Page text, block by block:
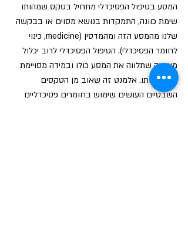
המסע בטיפול הפסיכדלי מתחיל בטקס שמהותו
שימת כוונה, התמקדות בנושא מסוים או בבקשה
שלנו מהמסע הזה ומהמדסין (medicine, כינוי
לחומר הפסיכדלי). הטיפול הפסיכדלי לרוב יכלול
מוזיקה שתלווה את המסע כולו ובמידה מסויימת
תנחה אותו. אלמנט זה שאוב מן הטקסים
השבטיים העושים שימוש בחומרים פסיכדליים